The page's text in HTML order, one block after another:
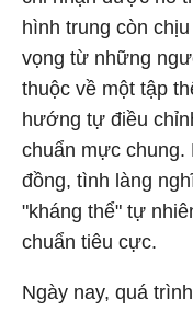
hình trung còn
vọng từ những
thuộc về một tập
hướng tự điều
chuẩn mực chung.
đồng, tình làng
"kháng thể" tự
chuẩn tiêu cực.
Ngày nay, quá